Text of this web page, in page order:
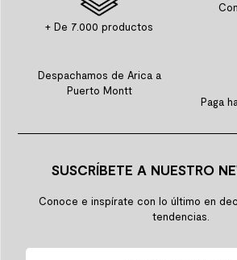
+ De 7.000 productos
Despachamos de Arica a
Puerto Montt
Paga
SUSCRÍBETE A NUESTRO
Conoce e inspírate con lo último en
tendencias.